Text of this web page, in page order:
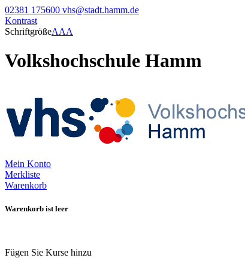
02381 175600 vhs@stadt.hamm.de
Kontrast
SchriftgrößeAAA
Volkshochschule Hamm
Mein Konto
Merkliste
Warenkorb
Warenkorb ist leer
Fügen Sie Kurse hinzu